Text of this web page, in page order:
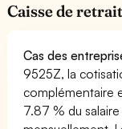
Caisse de
Cas des
9525Z, la
complémentaire
7.87 % du